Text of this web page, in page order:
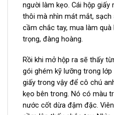
người làm kẹo. Cái hộp giấy
thôi mà nhìn mát mắt, sạch
cầm chắc tay, mua làm quà
trọng, đàng hoàng.
Rồi khi mở hộp ra sẽ thấy
gói ghém kỹ lưỡng trong
giấy trong vậy để cô chú
kẹo bên trong. Nó có màu
nước cốt dừa đậm đặc.